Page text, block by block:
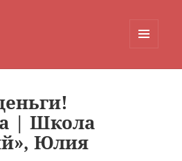
| Школа
Юлия